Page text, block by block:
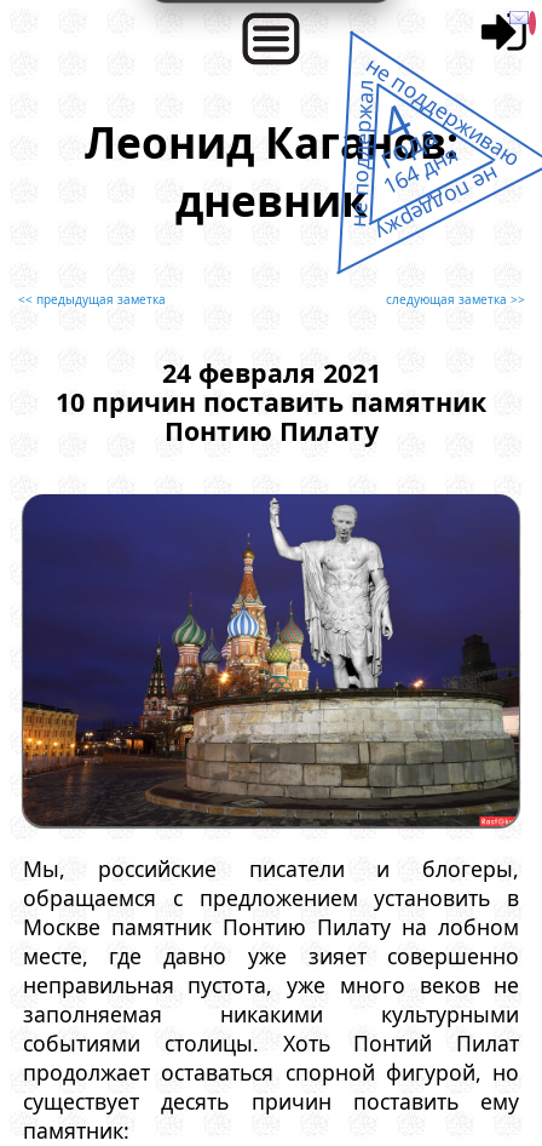
Леонид Каганов:
дневник
<< предыдущая заметка следующая заметка >>
24 февраля 2021
10 причин поставить памятник
Понтию Пилату
Мы, российские писатели и блогеры,
обращаемся с предложением установить в
Москве памятник Понтию Пилату на лобном
месте, где давно уже зияет совершенно
неправильная пустота, уже много веков не
заполняемая никакими культурными
событиями столицы. Хоть Понтий Пилат
продолжает оставаться спорной фигурой, но
существует десять причин поставить ему
памятник:
не поддержалне поддерживаю
не поддержу
4
года
164 дня